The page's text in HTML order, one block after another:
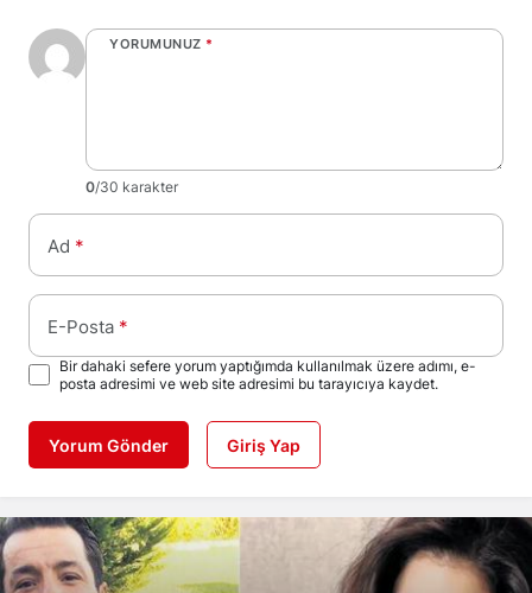
YORUMUNUZ *
0/30 karakter
Ad *
E-Posta *
Bir dahaki sefere yorum yaptığımda kullanılmak üzere adımı, e-
posta adresimi ve web site adresimi bu tarayıcıya kaydet.
Yorum Gönder Giriş Yap